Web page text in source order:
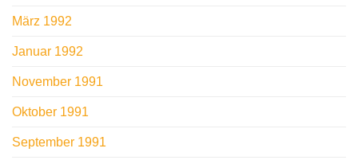
März 1992
Januar 1992
November 1991
Oktober 1991
September 1991